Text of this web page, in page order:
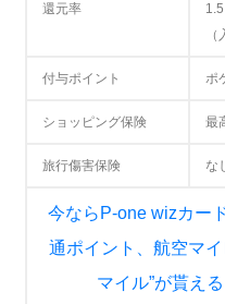
還元率
付与ポイント ポ
ショッピング保険 最
旅行傷害保険 な
今ならP-one wizカー
通ポイント、航空マ
マイル”が貰え